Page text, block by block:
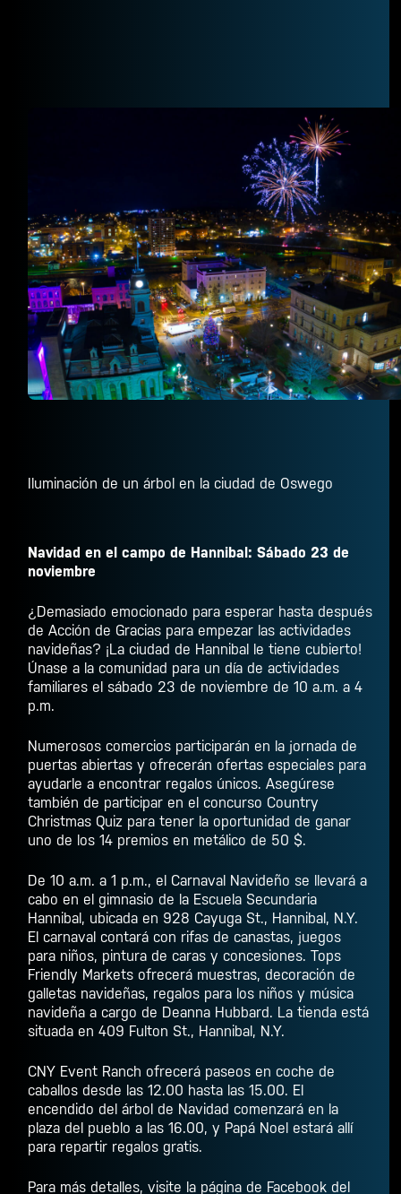
Iluminación de un árbol en la ciudad de Oswego
Navidad en el campo de Hannibal: Sábado 23 de
noviembre
¿Demasiado emocionado para esperar hasta después
de Acción de Gracias para empezar las actividades
navideñas? ¡La ciudad de Hannibal le tiene cubierto!
Únase a la comunidad para un día de actividades
familiares el sábado 23 de noviembre de 10 a.m. a 4
p.m.
Numerosos comercios participarán en la jornada de
puertas abiertas y ofrecerán ofertas especiales para
ayudarle a encontrar regalos únicos. Asegúrese
también de participar en el concurso Country
Christmas Quiz para tener la oportunidad de ganar
uno de los 14 premios en metálico de 50 $.
De 10 a.m. a 1 p.m., el Carnaval Navideño se llevará a
cabo en el gimnasio de la Escuela Secundaria
Hannibal, ubicada en 928 Cayuga St., Hannibal, N.Y.
El carnaval contará con rifas de canastas, juegos
para niños, pintura de caras y concesiones. Tops
Friendly Markets ofrecerá muestras, decoración de
galletas navideñas, regalos para los niños y música
navideña a cargo de Deanna Hubbard. La tienda está
situada en 409 Fulton St., Hannibal, N.Y.
CNY Event Ranch ofrecerá paseos en coche de
caballos desde las 12.00 hasta las 15.00. El
encendido del árbol de Navidad comenzará en la
plaza del pueblo a las 16.00, y Papá Noel estará allí
para repartir regalos gratis.
Para más detalles, visite la página de Facebook del